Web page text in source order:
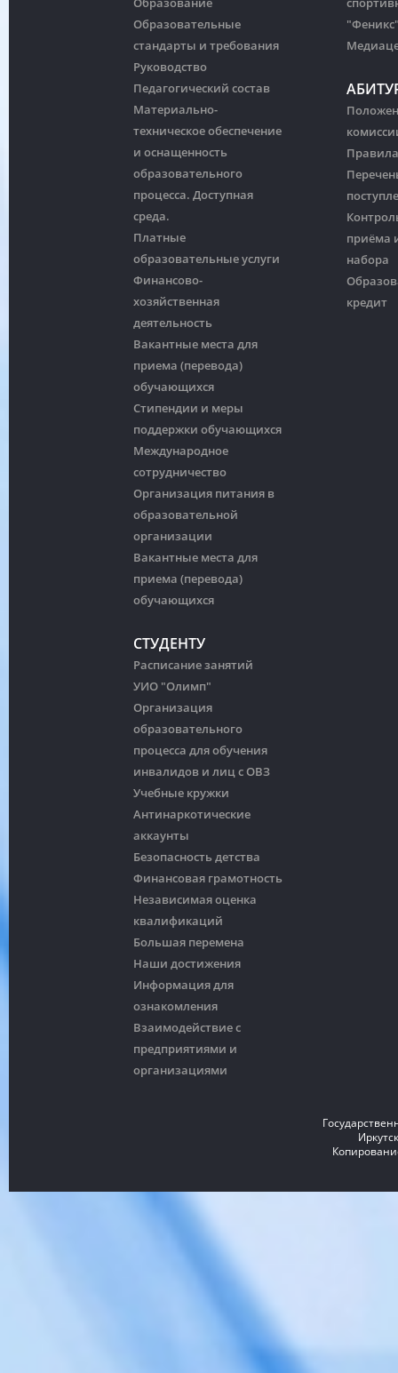
Образовательные
стандарты и требования
Руководство
Педагогический состав
Материально-
техническое обеспечение
и оснащенность
образовательного
процесса. Доступная
среда.
Платные
образовательные услуги
Финансово-
хозяйственная
деятельность
Вакантные места для
приема (перевода)
обучающихся
Стипендии и меры
поддержки обучающихся
Международное
сотрудничество
Организация питания в
образовательной
организации
Вакантные места для
приема (перевода)
обучающихся
СТУДЕНТУ
Расписание занятий
УИО "Олимп"
Организация
образовательного
процесса для обучения
инвалидов и лиц с ОВЗ
Учебные кружки
Антинаркотические
аккаунты
Безопасность детства
Финансовая грамотность
Независимая оценка
квалификаций
Большая перемена
Наши достижения
Информация для
ознакомления
Взаимодействие с
предприятиями и
организациями
приёма
набора
кредит